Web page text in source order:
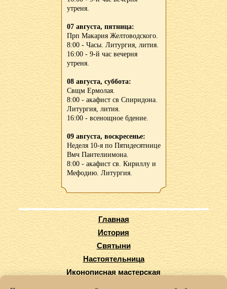
утреня.
07 августа, пятница:
Прп Макария Желтоводского.
8:00 - Часы. Литургия, лития.
16:00 - 9-й час вечерня
утреня.
08 августа, суббота:
Свщм Ермолая.
8:00 - акафист св Спиридона.
Литургия, лития.
16:00 - всенощное бдение.
09 августа, воскресенье:
Неделя 10-я по Пятидесятнице
Вмч Пантелиимона.
8:00 - акафист св. Кириллу и
Мефодию. Литургия.
Главная
История
Святыни
Настоятельница
Иконописная мастерская